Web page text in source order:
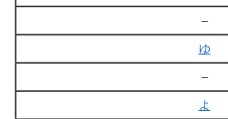
–
ゆ
–
よ